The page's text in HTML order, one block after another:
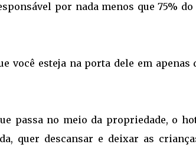
por nada menos que 75% do
você esteja na porta dele em apenas
passa no meio da propriedade, o
quer descansar e deixar as